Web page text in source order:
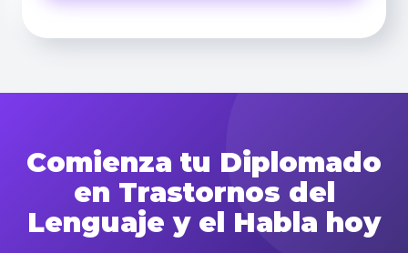
Comienza tu Diplomado
en Trastornos del
Lenguaje y el Habla hoy